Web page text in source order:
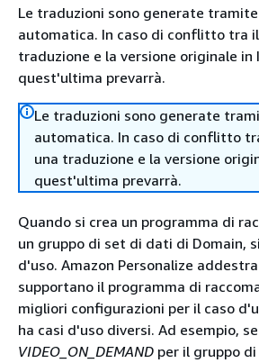
Le traduzioni sono generate
automatica. In caso di conflitto tra
traduzione e la versione originale in
quest'ultima prevarrà.
Le traduzioni sono generate
automatica. In caso di conflitto
una traduzione e la versione
quest'ultima prevarrà.
Quando si crea un programma di
un gruppo di set di dati di Domain,
d'uso. Amazon Personalize
supportano il programma di
migliori configurazioni per il caso
ha casi d'uso diversi. Ad esempio,
VIDEO_ON_DEMAND per il gruppo